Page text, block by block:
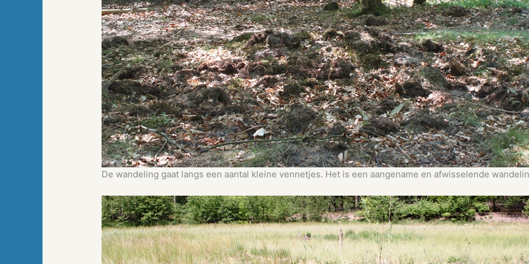
De wandeling gaat langs een aantal kleine vennetjes. Het is een aangename en afwisselende